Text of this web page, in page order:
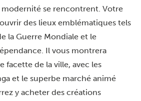
se rencontrent. Votre
des lieux emblématiques tels
la Guerre Mondiale et le
Il vous montrera
facette de la ville, avec les
et le superbe marché animé
y acheter des créations